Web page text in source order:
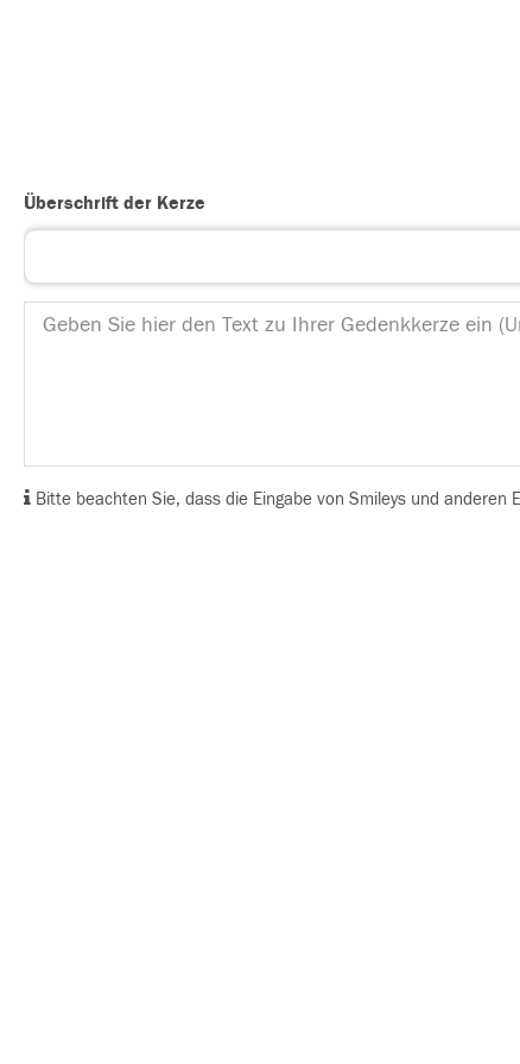
Überschrift der Kerze
Bitte beachten Sie, dass die Eingabe von Smileys und anderen